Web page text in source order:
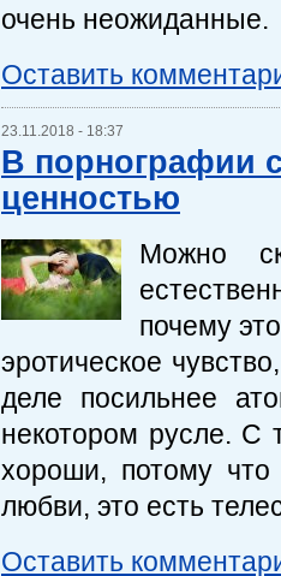
очень неожиданные.
Оставить
23.11.2018 - 18:37
В порнографии
ценностью
Можно
почему
эротическое
деле посильнее
некотором русле. С
хороши, потому
любви, это есть
Оставить